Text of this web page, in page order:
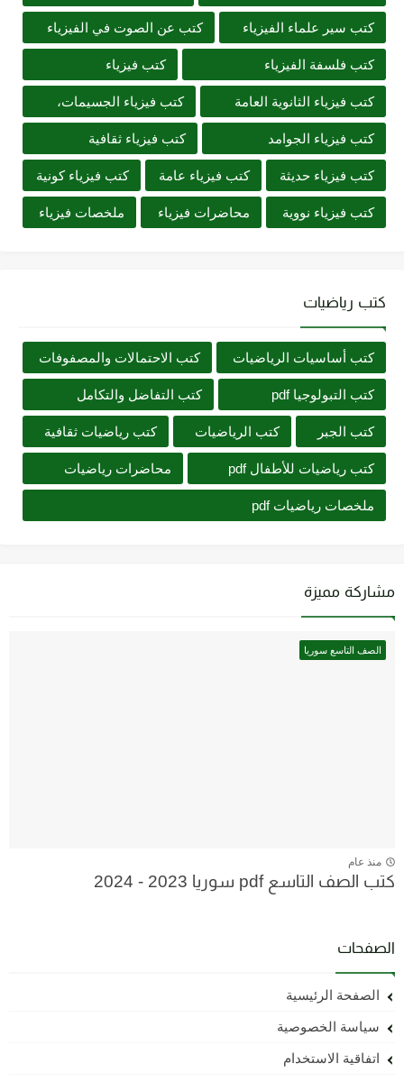
كتب سير علماء الفيزياء كتب عن الصوت في الفيزياء
كتب فلسفة الفيزياء كتب فيزياء
كتب فيزياء الثانوية العامة كتب فيزياء الجسيمات،
كتب فيزياء الجوامد كتب فيزياء ثقافية
كتب فيزياء حديثة كتب فيزياء عامة كتب فيزياء كونية
كتب فيزياء نووية محاضرات فيزياء ملخصات فيزياء
كتب رياضيات
كتب أساسيات الرياضيات كتب الاحتمالات والمصفوفات
كتب التبولوجيا pdf كتب التفاضل والتكامل
كتب الجبر كتب الرياضيات كتب رياضيات ثقافية
كتب رياضيات للأطفال pdf محاضرات رياضيات
ملخصات رياضيات pdf
مشاركة مميزة
الصف التاسع سوريا
منذ عام
كتب الصف التاسع pdf سوريا 2023 - 2024
الصفحات
الصفحة الرئيسية
سياسة الخصوصية
اتفاقية الاستخدام